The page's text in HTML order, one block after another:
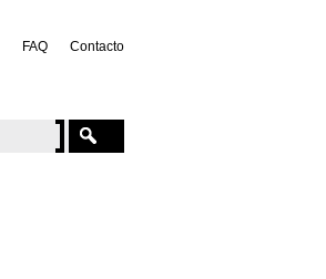
FAQ Contacto